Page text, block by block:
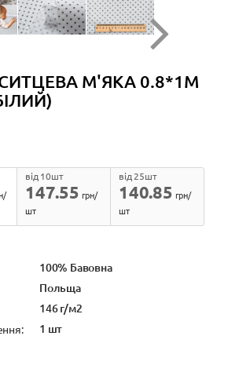
М'ЯКА 0.8*1М
147.55
від 10шт
грн/
шт
140.85
від 25шт
грн/
шт
100% Бавовна
Польща
146 г/м2
1 шт